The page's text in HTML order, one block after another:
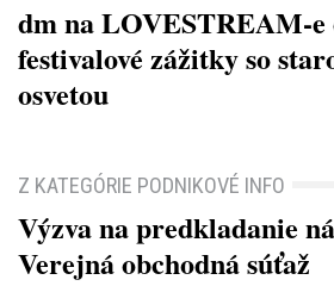
dm na LOVESTREAM-e
festivalové zážitky so
osvetou
Z KATEGÓRIE PODNIKOVÉ INFO
Výzva na predkladanie
Verejná obchodná súťaž